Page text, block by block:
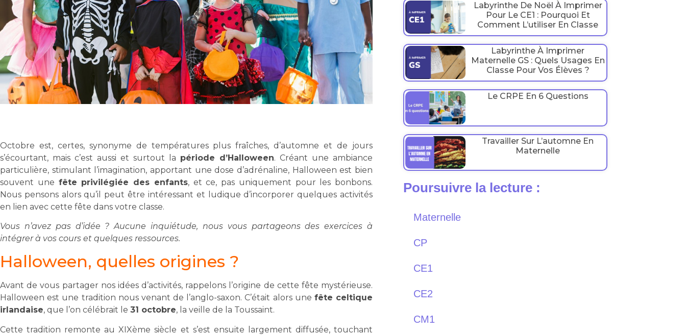
Octobre est, certes, synonyme de températures plus fraîches, d’automne et de jours
s’écourtant, mais c’est aussi et surtout la période d’Halloween. Créant une ambiance
particulière, stimulant l’imagination, apportant une dose d’adrénaline, Halloween est bien
souvent une fête privilégiée des enfants, et ce, pas uniquement pour les bonbons.
Nous pensons alors qu’il peut être intéressant et ludique d’incorporer quelques activités
en lien avec cette fête dans votre classe.
Vous n’avez pas d’idée ? Aucune inquiétude, nous vous partageons des exercices à
intégrer à vos cours et quelques ressources.
Halloween, quelles origines ?
Avant de vous partager nos idées d’activités, rappelons l’origine de cette fête mystérieuse.
Halloween est une tradition nous venant de l’anglo-saxon. C’était alors une fête celtique
irlandaise, que l’on célébrait le 31 octobre, la veille de la Toussaint.
Cette tradition remonte au XIXème siècle et s’est ensuite largement diffusée, touchant
Labyrinthe De Noël À Imprimer
Pour Le CE1 : Pourquoi Et
Comment L’utiliser En Classe
Labyrinthe À Imprimer
Maternelle GS : Quels Usages En
Classe Pour Vos Élèves ?
Le CRPE En 6 Questions
Travailler Sur L’automne En
Maternelle
Poursuivre la lecture :
Maternelle
CP
CE1
CE2
CM1